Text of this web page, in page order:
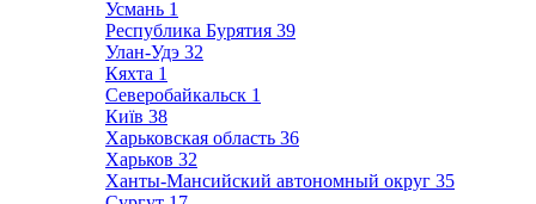
Усмань 1
Республика Бурятия 39
Улан-Удэ 32
Кяхта 1
Северобайкальск 1
Київ 38
Харьковская область 36
Харьков 32
Ханты-Мансийский автономный округ 35